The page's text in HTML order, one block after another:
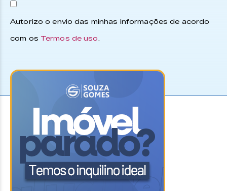
Autorizo o envio das minhas informações de acordo
com os Termos de uso